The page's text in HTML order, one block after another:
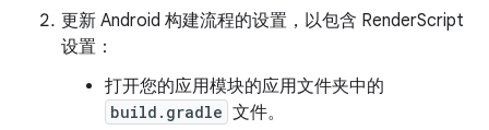
更新 Android 构建流程的设置，以包含 RenderScript
设置：
打开您的应用模块的应用文件夹中的
build.gradle 文件。